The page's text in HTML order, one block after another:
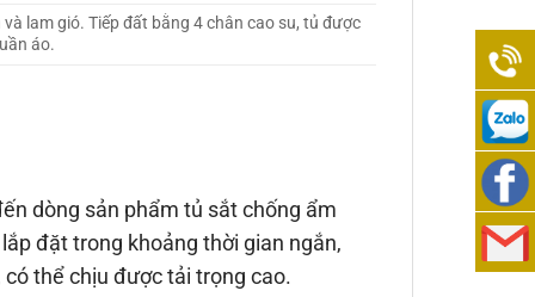
lam gió. Tiếp đất bằng 4 chân cao su, tủ được
áo.
dòng sản phẩm tủ sắt chống ẩm
đặt trong khoảng thời gian ngắn,
thể chịu được tải trọng cao.
0938
989
276
0938
989
Việt